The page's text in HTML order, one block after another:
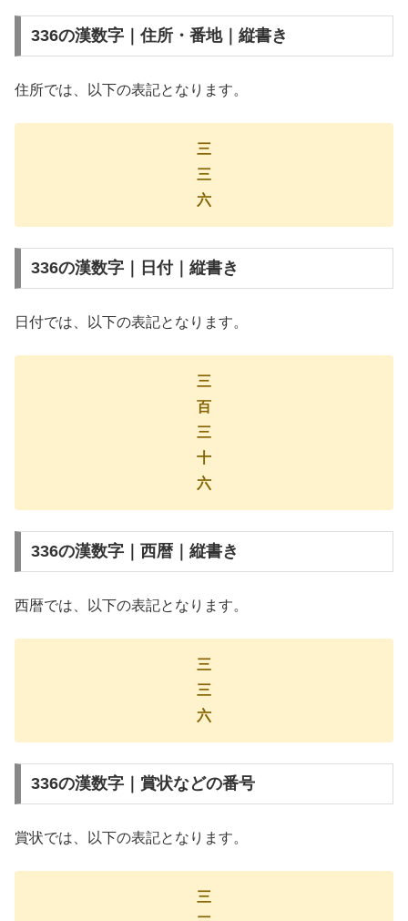
336の漢数字｜住所・番地｜縦書き
住所では、以下の表記となります。
三
三
六
336の漢数字｜日付｜縦書き
日付では、以下の表記となります。
三
百
三
十
六
336の漢数字｜西暦｜縦書き
西暦では、以下の表記となります。
三
三
六
336の漢数字｜賞状などの番号
賞状では、以下の表記となります。
三